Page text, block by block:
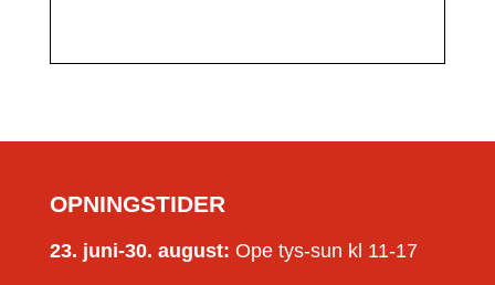
OPNINGSTIDER
23. juni-30. august: Ope tys-sun kl 11-17